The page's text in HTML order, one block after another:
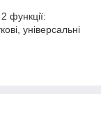
функції:
універсальні